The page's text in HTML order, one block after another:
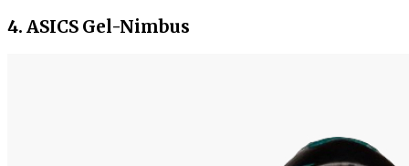
4. ASICS Gel-Nimbus